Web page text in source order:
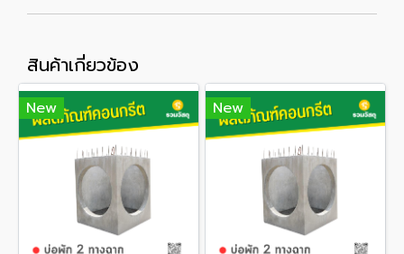
สินค้าเกี่ยวข้อง
New New